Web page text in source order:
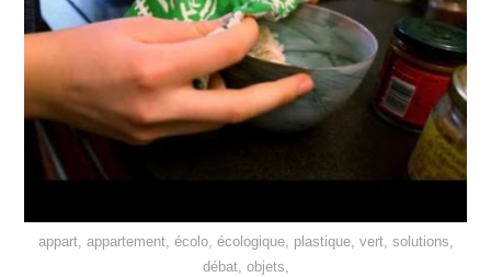
appart, appartement, écolo, écologique, plastique, vert, solutions,
débat, objets,